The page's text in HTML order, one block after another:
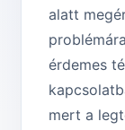
alatt
érdemes
mert a